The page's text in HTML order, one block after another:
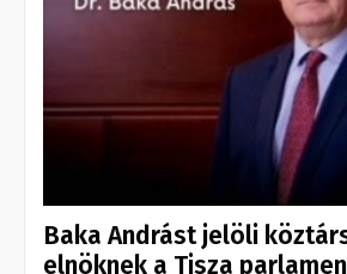
Baka Andrást jelöli
elnöknek a Tisza